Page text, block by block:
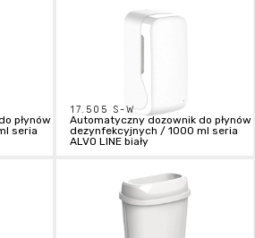
płynów
seria
17.505 S-W
Automatyczny dozownik do płynów
dezynfekcyjnych / 1000 ml seria
ALVO LINE biały